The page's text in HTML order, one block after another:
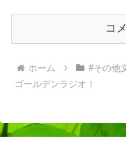
コ
ホーム #その他
ゴールデンラジオ！